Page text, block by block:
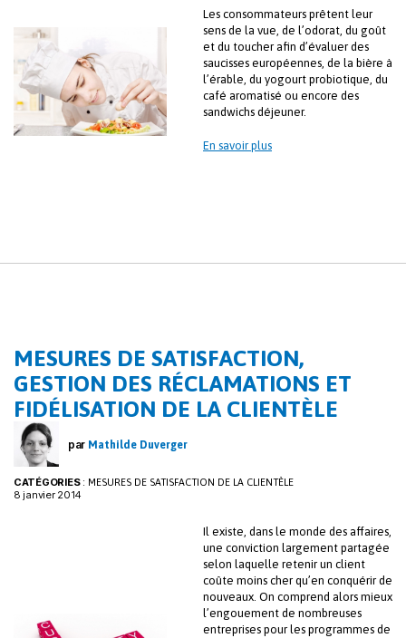
Les consommateurs prêtent leur
sens de la vue, de l’odorat, du goût
et du toucher afin d’évaluer des
saucisses européennes, de la bière à
l’érable, du yogourt probiotique, du
café aromatisé ou encore des
sandwichs déjeuner.
En savoir plus
MESURES DE SATISFACTION,
GESTION DES RÉCLAMATIONS ET
FIDÉLISATION DE LA CLIENTÈLE
par Mathilde Duverger
CATÉGORIES: MESURES DE SATISFACTION DE LA CLIENTÈLE
8 janvier 2014
Il existe, dans le monde des affaires,
une conviction largement partagée
selon laquelle retenir un client
coûte moins cher qu’en conquérir de
nouveaux. On comprend alors mieux
l’engouement de nombreuses
entreprises pour les programmes de